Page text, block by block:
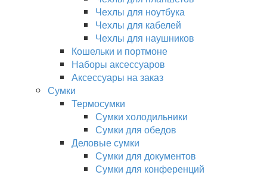
Чехлы для ноутбука
Чехлы для кабелей
Чехлы для наушников
Кошельки и портмоне
Наборы аксессуаров
Аксессуары на заказ
Сумки
Термосумки
Сумки холодильники
Сумки для обедов
Деловые сумки
Сумки для документов
Сумки для конференций